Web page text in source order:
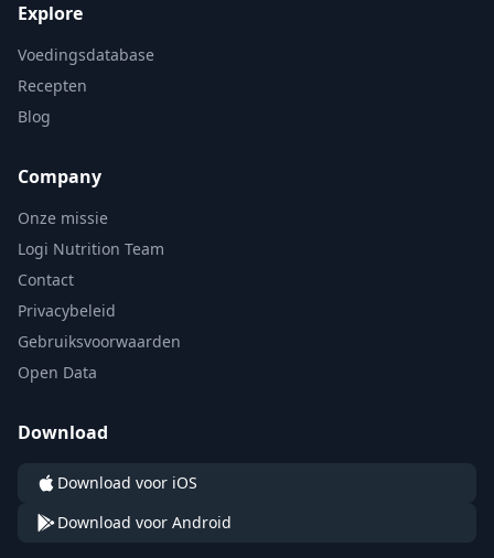
Explore
Voedingsdatabase
Recepten
Blog
Company
Onze missie
Logi Nutrition Team
Contact
Privacybeleid
Gebruiksvoorwaarden
Open Data
Download
Download voor iOS
Download voor Android